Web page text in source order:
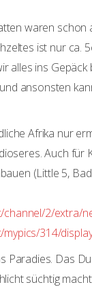
waren schon
ist nur ca.
alles ins Gepäck
ansonsten
Afrika nur
Auch für
(Little 5,
2/extra/
314/
Paradies. Das
süchtig